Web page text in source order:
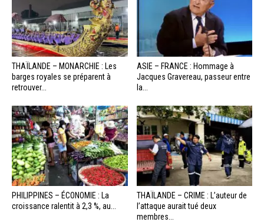
THAÏLANDE – MONARCHIE : Les
barges royales se préparent à
retrouver...
ASIE – FRANCE : Hommage à
Jacques Gravereau, passeur entre
la...
PHILIPPINES – ÉCONOMIE : La
croissance ralentit à 2,3 %, au...
THAÏLANDE – CRIME : L’auteur de
l’attaque aurait tué deux
membres...